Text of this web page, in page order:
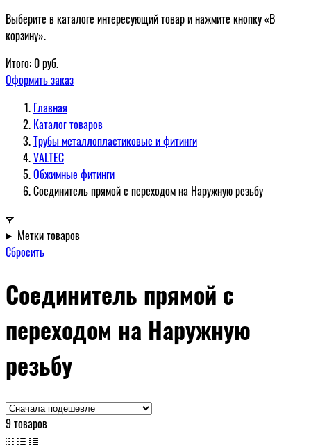
Выберите в каталоге интересующий товар и нажмите кнопку «В
корзину».
Итого: 0руб.
Оформить заказ
Главная
Каталог товаров
Трубы металлопластиковые и фитинги
VALTEC
Обжимные фитинги
Соединитель прямой с переходом на Наружную резьбу
Метки товаров
Сбросить
Соединитель прямой с
переходом на Наружную
резьбу
9 товаров